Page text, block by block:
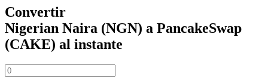
Convertir
Nigerian Naira (NGN) a PancakeSwap
(CAKE) al instante